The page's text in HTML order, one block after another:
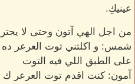
عينيكِ.
من اجل الهي آتون وحتى لا
شمس: و اكلتني توت العرعر ده
على الطبق اللي فيه التوت
آمون: كنت اقدم توت العرعر